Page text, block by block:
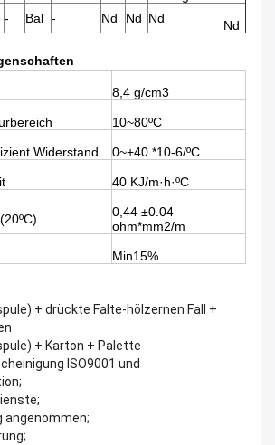
- Bal - Nd Nd Nd Nd
8,4 g/cm3
10~80ºC
Widerstand 0~+40 *10-6/ºC
40 KJ/m·h·ºC
0,44 ±0.04
ohm*mm2/m
Min15%
+ drückte Falte-hölzernen Fall +
+ Karton + Palette
ISO9001 und
angenommen;